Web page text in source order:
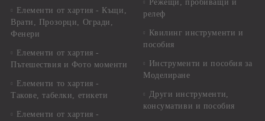
Елементи от хартия - Къщи,
Врати, Прозорци, Огради,
Фенери
Елементи от хартия -
Пътешествия и Фото моменти
Елементи то хартия -
Такове, табелки, етикети
Елементи от хартия -
Режещи, пробиващи и
релеф
Квилинг инструменти и
пособия
Инструменти и пособия за
Моделиране
Други инструменти,
консумативи и пособия